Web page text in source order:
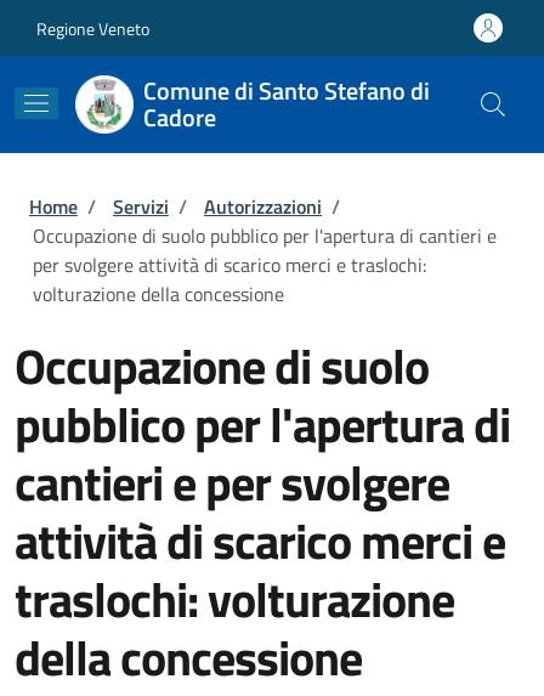
Regione Veneto
Comune di Santo Stefano di
Cadore
Briciole di pane
Home / Servizi / Autorizzazioni /
Occupazione di suolo pubblico per l'apertura di cantieri e
per svolgere attività di scarico merci e traslochi:
volturazione della concessione
Occupazione di suolo
pubblico per l'apertura di
cantieri e per svolgere
attività di scarico merci e
traslochi: volturazione
della concessione